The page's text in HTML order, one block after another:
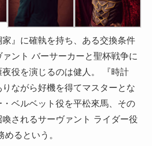
』に確執を持ち、ある交換条件
ント バーサーカーと聖杯戦争に
役を演じるのは健人。 『時計
ながら好機を得てマスターとな
・ベルベット役を平松來馬、その
されるサーヴァント ライダー役
るという。